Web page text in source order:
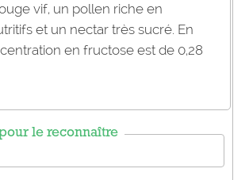
vif, un pollen riche en
et un nectar très sucré. En
en fructose est de 0,28
le reconnaître